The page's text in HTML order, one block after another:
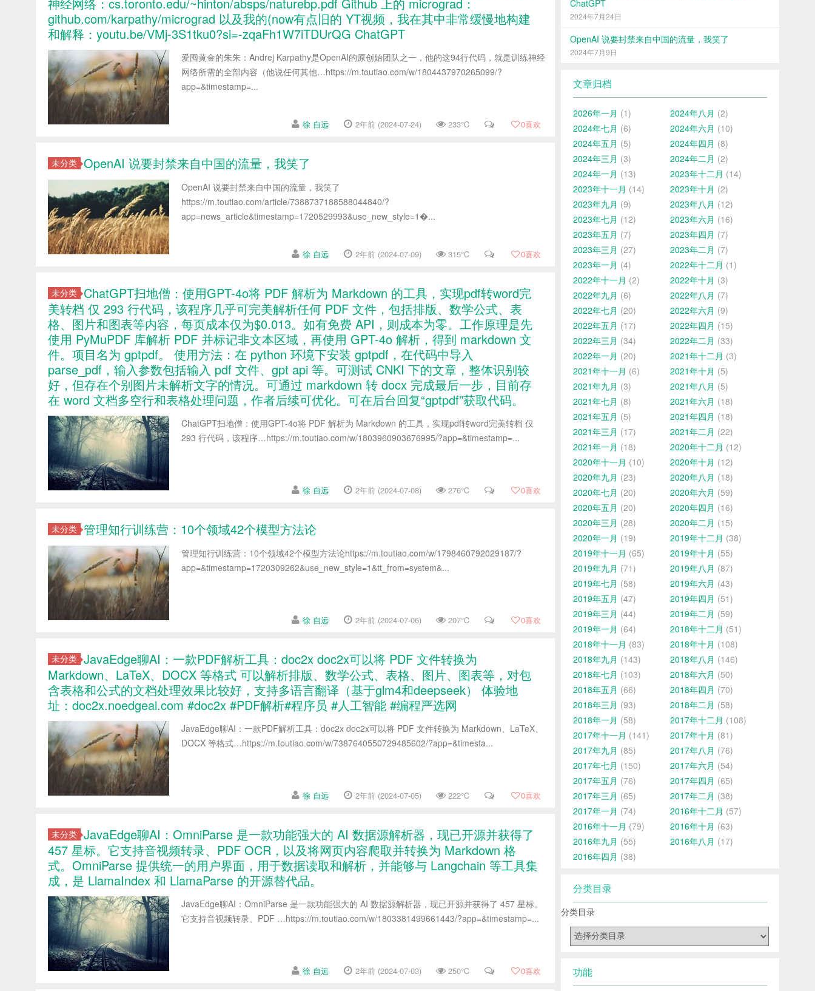
github.com/karpathy/micrograd 以及我的(now有点旧的 YT视频，我在其中非常缓慢地构建
和解释：youtu.be/VMj-3S1tku0?si=-zqaFh1W7iTDUrQG ChatGPT
爱囤黄金的朱朱：Andrej Karpathy是OpenAI的原创始团队之一，他的这94行代码，就是训练神经
网络所需的全部内容（他说任何其他…https://m.toutiao.com/w/1804437970265099/?
app=&timestamp=...
徐 自远 2年前 (2024-07-24) 233℃ 0喜欢
未分类 OpenAI 说要封禁来自中国的流量，我笑了
OpenAI 说要封禁来自中国的流量，我笑了
https://m.toutiao.com/article/7388737188588044840/?
app=news_article&timestamp=1720529993&use_new_style=1�...
徐 自远 2年前 (2024-07-09) 315℃ 0喜欢
未分类 ChatGPT扫地僧：使用GPT-4o将 PDF 解析为 Markdown 的工具，实现pdf转word完
美转档 仅 293 行代码，该程序几乎可完美解析任何 PDF 文件，包括排版、数学公式、表
格、图片和图表等内容，每页成本仅为$0.013。如有免费 API，则成本为零。工作原理是先
使用 PyMuPDF 库解析 PDF 并标记非文本区域，再使用 GPT-4o 解析，得到 markdown 文
件。项目名为 gptpdf。 使用方法：在 python 环境下安装 gptpdf，在代码中导入
parse_pdf，输入参数包括输入 pdf 文件、gpt api 等。可测试 CNKI 下的文章，整体识别较
好，但存在个别图片未解析文字的情况。可通过 markdown 转 docx 完成最后一步，目前存
在 word 文档多空行和表格处理问题，作者后续可优化。可在后台回复“gptpdf”获取代码。
ChatGPT扫地僧：使用GPT-4o将 PDF 解析为 Markdown 的工具，实现pdf转word完美转档 仅
293 行代码，该程序…https://m.toutiao.com/w/1803960903676995/?app=&timestamp=...
徐 自远 2年前 (2024-07-08) 276℃ 0喜欢
未分类 管理知行训练营：10个领域42个模型方法论
管理知行训练营：10个领域42个模型方法论https://m.toutiao.com/w/1798460792029187/?
app=&timestamp=1720309262&use_new_style=1&tt_from=system&...
徐 自远 2年前 (2024-07-06) 207℃ 0喜欢
未分类 JavaEdge聊AI：一款PDF解析工具：doc2x doc2x可以将 PDF 文件转换为
Markdown、LaTeX、DOCX 等格式 可以解析排版、数学公式、表格、图片、图表等，对包
含表格和公式的文档处理效果比较好，支持多语言翻译（基于glm4和deepseek） 体验地
址：doc2x.noedgeai.com #doc2x #PDF解析#程序员 #人工智能 #编程严选网
JavaEdge聊AI：一款PDF解析工具：doc2x doc2x可以将 PDF 文件转换为 Markdown、LaTeX、
DOCX 等格式…https://m.toutiao.com/w/7387640550729485602/?app=&timesta...
徐 自远 2年前 (2024-07-05) 222℃ 0喜欢
未分类 JavaEdge聊AI：OmniParse 是一款功能强大的 AI 数据源解析器，现已开源并获得了
457 星标。它支持音视频转录、PDF OCR，以及将网页内容爬取并转换为 Markdown 格
式。OmniParse 提供统一的用户界面，用于数据读取和解析，并能够与 Langchain 等工具集
成，是 LlamaIndex 和 LlamaParse 的开源替代品。
JavaEdge聊AI：OmniParse 是一款功能强大的 AI 数据源解析器，现已开源并获得了 457 星标。
它支持音视频转录、PDF …https://m.toutiao.com/w/1803381499661443/?app=&timestamp=...
徐 自远 2年前 (2024-07-03) 250℃ 0喜欢
ChatGPT
2024年7月24日
OpenAI 说要封禁来自中国的流量，我笑了
2024年7月9日
文章归档
2026年一月 (1) 2024年八月 (2)
2024年七月 (6) 2024年六月 (10)
2024年五月 (5) 2024年四月 (8)
2024年三月 (3) 2024年二月 (2)
2024年一月 (13) 2023年十二月 (14)
2023年十一月 (14) 2023年十月 (2)
2023年九月 (9) 2023年八月 (12)
2023年七月 (12) 2023年六月 (16)
2023年五月 (7) 2023年四月 (7)
2023年三月 (27) 2023年二月 (7)
2023年一月 (4) 2022年十二月 (1)
2022年十一月 (2) 2022年十月 (3)
2022年九月 (6) 2022年八月 (7)
2022年七月 (20) 2022年六月 (9)
2022年五月 (17) 2022年四月 (15)
2022年三月 (34) 2022年二月 (33)
2022年一月 (20) 2021年十二月 (3)
2021年十一月 (6) 2021年十月 (5)
2021年九月 (3) 2021年八月 (5)
2021年七月 (8) 2021年六月 (18)
2021年五月 (5) 2021年四月 (18)
2021年三月 (17) 2021年二月 (22)
2021年一月 (18) 2020年十二月 (12)
2020年十一月 (10) 2020年十月 (12)
2020年九月 (23) 2020年八月 (18)
2020年七月 (20) 2020年六月 (59)
2020年五月 (20) 2020年四月 (16)
2020年三月 (28) 2020年二月 (15)
2020年一月 (19) 2019年十二月 (38)
2019年十一月 (65) 2019年十月 (55)
2019年九月 (71) 2019年八月 (87)
2019年七月 (58) 2019年六月 (43)
2019年五月 (47) 2019年四月 (51)
2019年三月 (44) 2019年二月 (59)
2019年一月 (64) 2018年十二月 (51)
2018年十一月 (83) 2018年十月 (108)
2018年九月 (143) 2018年八月 (146)
2018年七月 (103) 2018年六月 (50)
2018年五月 (66) 2018年四月 (70)
2018年三月 (93) 2018年二月 (58)
2018年一月 (58) 2017年十二月 (108)
2017年十一月 (141) 2017年十月 (81)
2017年九月 (85) 2017年八月 (76)
2017年七月 (150) 2017年六月 (54)
2017年五月 (76) 2017年四月 (65)
2017年三月 (65) 2017年二月 (38)
2017年一月 (74) 2016年十二月 (57)
2016年十一月 (79) 2016年十月 (63)
2016年九月 (55) 2016年八月 (17)
2016年四月 (38)
分类目录
分类目录
功能